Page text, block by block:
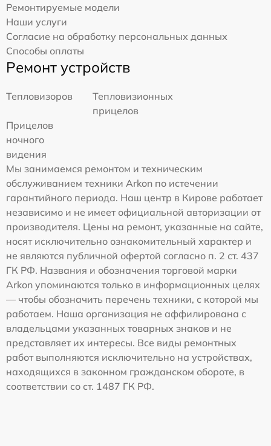
Ремонтируемые модели
Наши услуги
Согласие на обработку персональных данных
Способы оплаты
Ремонт устройств
Тепловизоров
Тепловизионных
прицелов
Прицелов
ночного
видения
Мы занимаемся ремонтом и техническим
обслуживанием техники Arkon по истечении
гарантийного периода. Наш центр в Кирове работает
независимо и не имеет официальной авторизации от
производителя. Цены на ремонт, указанные на сайте,
носят исключительно ознакомительный характер и
не являются публичной офертой согласно п. 2 ст. 437
ГК РФ. Названия и обозначения торговой марки
Arkon упоминаются только в информационных целях
— чтобы обозначить перечень техники, с которой мы
работаем. Наша организация не аффилирована с
владельцами указанных товарных знаков и не
представляет их интересы. Все виды ремонтных
работ выполняются исключительно на устройствах,
находящихся в законном гражданском обороте, в
соответствии со ст. 1487 ГК РФ.